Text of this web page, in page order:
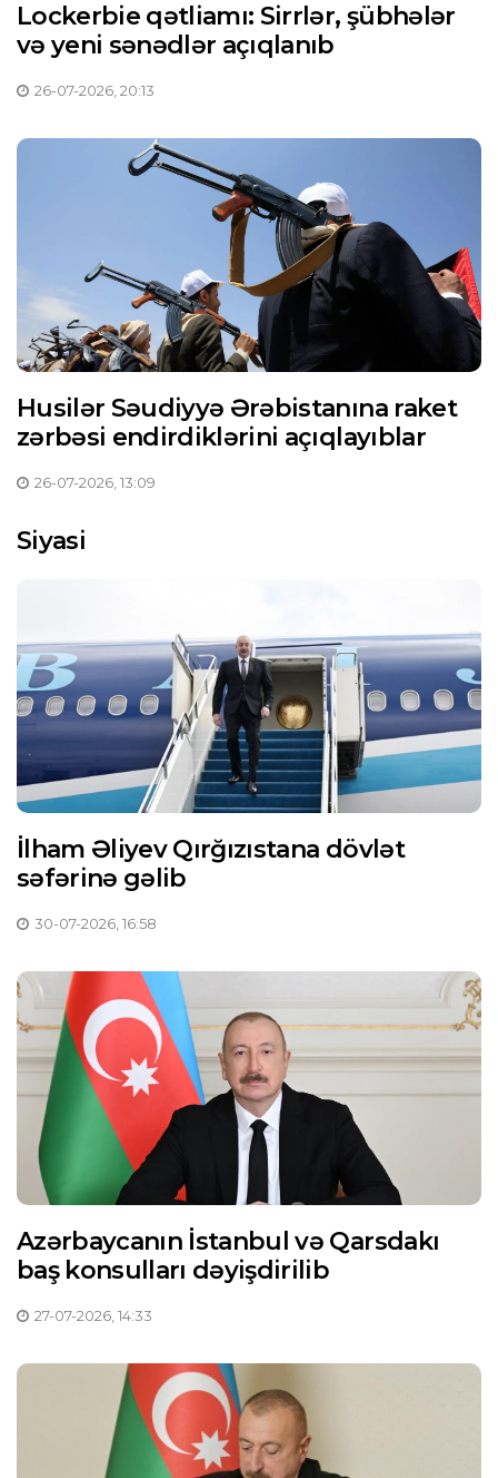
Lockerbie qətliamı: Sirrlər, şübhələr
və yeni sənədlər açıqlanıb
26-07-2026, 20:13
Husilər Səudiyyə Ərəbistanına raket
zərbəsi endirdiklərini açıqlayıblar
26-07-2026, 13:09
Siyasi
İlham Əliyev Qırğızıstana dövlət
səfərinə gəlib
30-07-2026, 16:58
Azərbaycanın İstanbul və Qarsdakı
baş konsulları dəyişdirilib
27-07-2026, 14:33